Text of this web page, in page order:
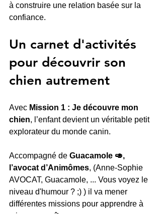
à construire une relation basée sur la
confiance.
Un carnet d'activités
pour découvrir son
chien autrement
Avec Mission 1 : Je découvre mon
chien, l’enfant devient un véritable petit
explorateur du monde canin.
Accompagné de Guacamole 🥑,
l’avocat d’Animômes, (Anne-Sophie
AVOCAT, Guacamole, ... Vous voyez le
niveau d'humour ? ;) ) il va mener
différentes missions pour apprendre à